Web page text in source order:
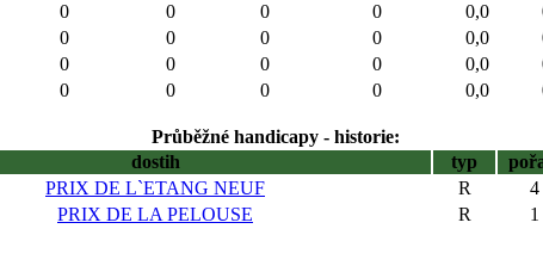
0 0 0 0 0,0
0 0 0 0 0,0
0 0 0 0 0,0
0 0 0 0 0,0
Průběžné handicapy - historie:
dostih typ
PRIX DE L`ETANG NEUF R
4
PRIX DE LA PELOUSE R 1